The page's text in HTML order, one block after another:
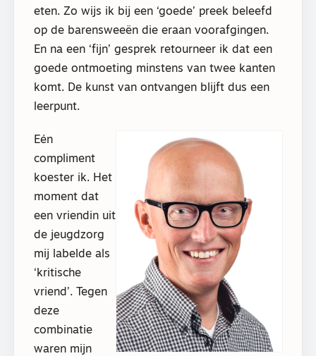
eten. Zo wijs ik bij een ‘goede’ preek beleefd
op de barensweeën die eraan voorafgingen.
En na een ‘fijn’ gesprek retourneer ik dat een
goede ontmoeting minstens van twee kanten
komt. De kunst van ontvangen blijft dus een
leerpunt.
Eén
compliment
koester ik. Het
moment dat
een vriendin uit
de jeugdzorg
mij labelde als
‘kritische
vriend’. Tegen
deze
combinatie
waren mijn